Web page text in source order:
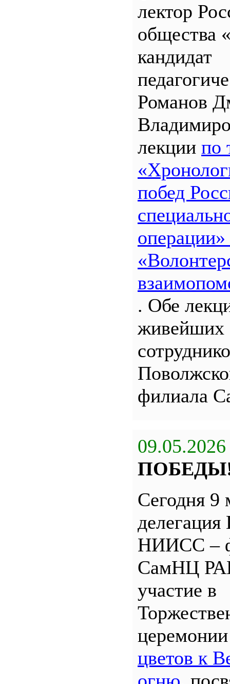
лектор
общества
кандидат
Романов
лекции по
побед
. Обе
живейших
филиала
09.05.2026
Сегодня 9
НИИСС –
СамНЦ
участие в
цветов к